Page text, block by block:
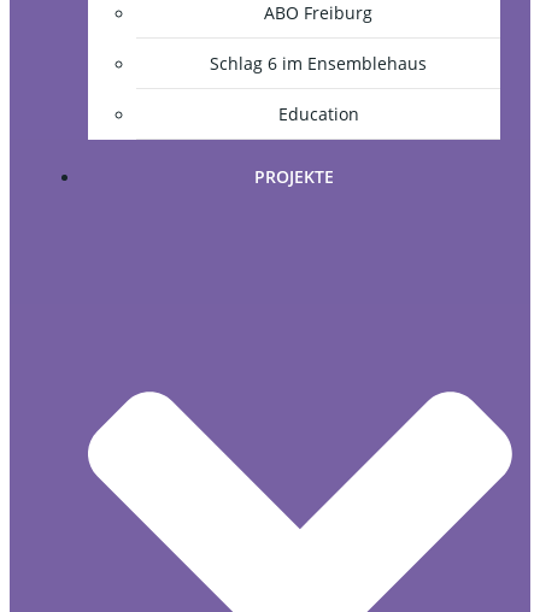
ABO Freiburg
Schlag 6 im Ensemblehaus
Education
PROJEKTE